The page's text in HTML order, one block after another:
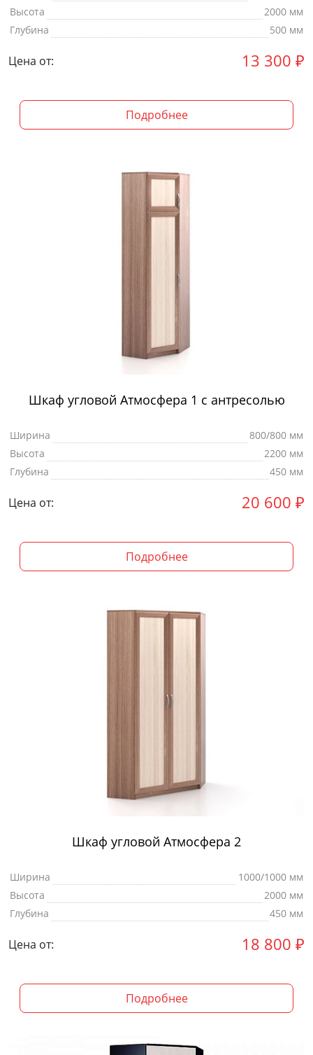
Высота
2000 мм
Глубина
500 мм
Цена от: 13 300 ₽
Подробнее
Шкаф угловой Атмосфера 1 с антресолью
Ширина
800/800 мм
Высота
2200 мм
Глубина
450 мм
Цена от: 20 600 ₽
Подробнее
Шкаф угловой Атмосфера 2
Ширина
1000/1000 мм
Высота
2000 мм
Глубина
450 мм
Цена от: 18 800 ₽
Подробнее